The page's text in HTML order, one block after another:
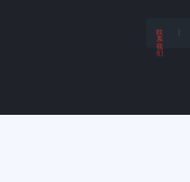
联
系
我
们